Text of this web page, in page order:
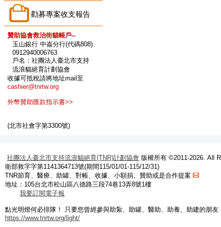
勸募專案收支報告
贊助協會救治街貓帳戶--
玉山銀行 中崙分行(代碼808)
0912940006763
戶名：社團法人臺北市支持
流浪貓絕育計劃協會
收據可抵稅請將地址mail至
cashier@tnrtw.org
外幣贊助匯款指示書>>
(北市社會字第3300號)
社團法人臺北市支持流浪貓絕育(TNR)計劃協會 版權所有 ©2011-2026. All
衛部救字字第1141364713號(期間115/01/01-115/12/31)
TNR節育、醫療、助罐、對帳、收據、小額捐、贊助或是合作提案
地址：105台北市松山區八德路三段74巷13弄8號1樓
我要訂閱電子報
點光明燈何必排隊！ 只要您曾經參與助紮、助罐、醫助、助養、助建的朋
https://www.tnrtw.org/light/